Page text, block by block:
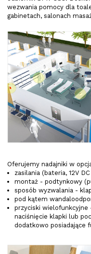
wezwania pomocy dla
gabinetach, salonach
Oferujemy nadajniki w
zasilania (bateria, 12V
montaż - podtynkowy
sposób wyzwalania -
pod kątem
przyciski wielofunkcyjne
naciśnięcie klapki lub
dodatkowo posiadające